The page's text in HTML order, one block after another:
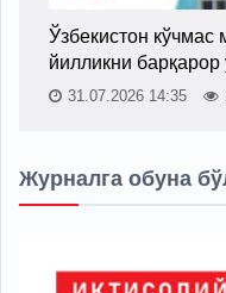
Ўзбекистон кўчмас
йилликни
31.07.2026 14:35
Журналга обуна